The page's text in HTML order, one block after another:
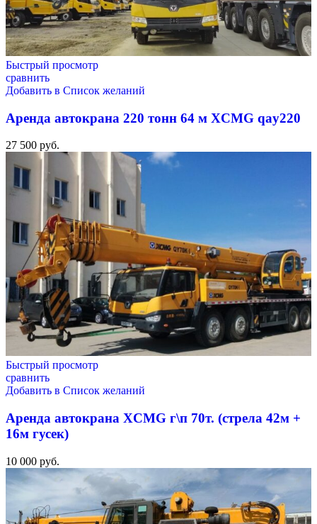
Быстрый просмотр
сравнить
Добавить в Список желаний
Аренда автокрана 220 тонн 64 м XCMG qay220
27 500 руб.
Быстрый просмотр
сравнить
Добавить в Список желаний
Аренда автокрана XCMG г\п 70т. (стрела 42м +
16м гусек)
10 000 руб.